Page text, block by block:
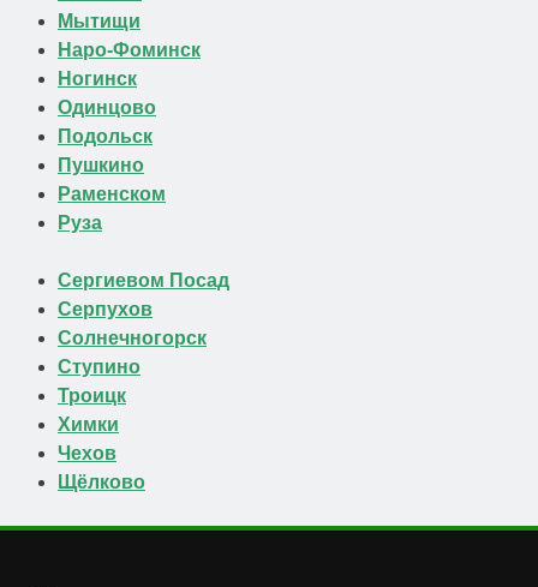
Мытищи
Наро-Фоминск
Ногинск
Одинцово
Подольск
Пушкино
Раменском
Руза
Сергиевом Посад
Серпухов
Солнечногорск
Ступино
Троицк
Химки
Чехов
Щёлково